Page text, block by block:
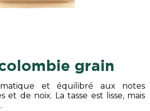
colombie grain
et équilibré aux notes
et de noix. La tasse est lisse, mais